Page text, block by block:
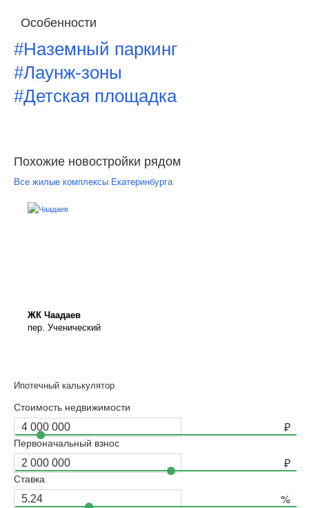
Особенности
#Наземный паркинг
#Лаунж-зоны
#Детская площадка
Похожие новостройки рядом
Все жилые комплексы Екатеринбурга
ЖК Чаадаев
пер. Ученический
Ипотечный калькулятор
Стоимость недвижимости
Первоначальный взнос
Ставка